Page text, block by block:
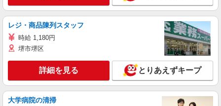
レジ・商品陳列スタッフ
時給 1,180円
堺市堺区
詳細を見る とりあえずキープ
大学病院の清掃